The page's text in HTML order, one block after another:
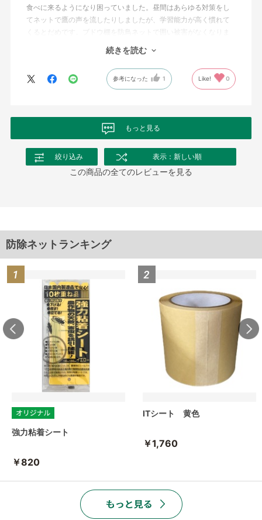
食べに来るようになり困っていました。昼間はあらゆる対策をし
てネットで鷹の声を流したりしましたが、学習能力が高く慣れて
くるとだめです。ブドウ棚を防鳥ネットで囲い被害がなくなりま
鳥網 1000ﾃﾞﾆｰﾙ（青） ( 3cm目 幅7.2m 長さ9m )」の設置はブドウ
から離して隙間を開けた方が良いです。良いものを開発販売して
いただき感謝です。今年は孫にブドウを食べてもらいました。
続きを読む
参考になった 1 Like! 0
もっと見る
絞り込み 表示：新しい順
この商品の全てのレビューを見る
防除ネットランキング
強力粘着シート
￥820
ITシート 黄色
￥1,760